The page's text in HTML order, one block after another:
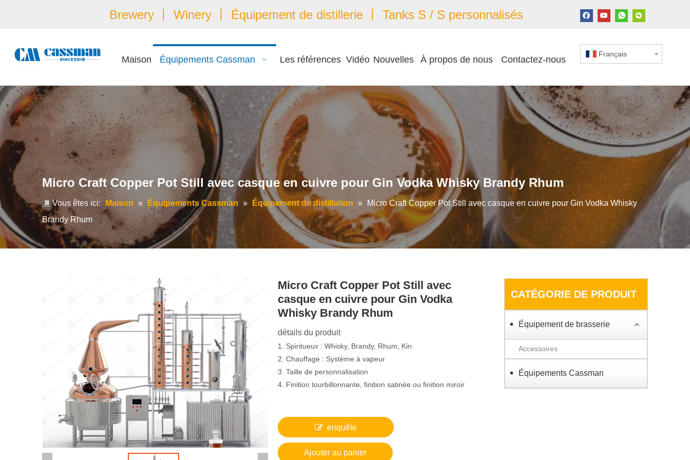
Brewery 丨 Winery 丨 Équipement de distillerie 丨 Tanks S / S personnalisés
Maison Équipements Cassman Les références Vidéo Nouvelles À propos de nous Contactez-nous
Français
Micro Craft Copper Pot Still avec casque en cuivre pour Gin Vodka Whisky Brandy Rhum
Vous êtes ici: Maison » Équipements Cassman » Équipement de distillation »
Micro Craft Copper Pot Still avec casque en cuivre pour Gin Vodka Whisky
Brandy Rhum
Micro Craft Copper Pot Still avec
casque en cuivre pour Gin Vodka
Whisky Brandy Rhum
détails du produit
1. Spiritueux : Whisky, Brandy, Rhum, Kin.
2. Chauffage : Système à vapeur
3. Taille de personnalisation
4. Finition tourbillonnante, finition satinée ou finition miroir
enquête
Ajouter au panier
CATÉGORIE DE PRODUIT
Équipement de brasserie
Accessoires
Équipements Cassman